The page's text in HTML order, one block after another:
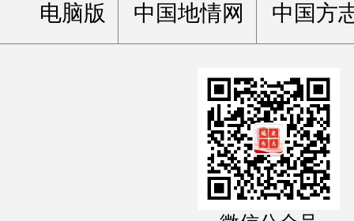
电脑版 中国地情网 中国方